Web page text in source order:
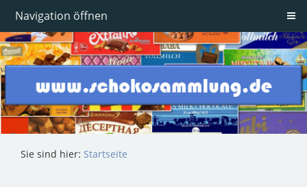
Navigation öffnen
Sie sind hier: Startseite